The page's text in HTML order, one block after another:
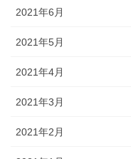
2021年6月
2021年5月
2021年4月
2021年3月
2021年2月